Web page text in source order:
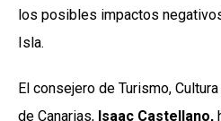
los posibles impactos
Isla.
El consejero de Turismo,
de Canarias, Isaac Castellano,